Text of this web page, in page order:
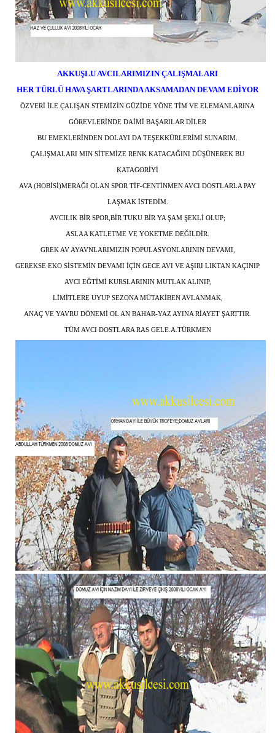
AKKUŞLU AVCILARIMIZIN ÇALIŞMALARI
HER TÜRLÜ HAVA ŞARTLARINDA AKSAMADAN DEVAM EDİYOR
ÖZVERİ İLE ÇALIŞAN STEMİZİN GÜZİDE YÖNE TİM VE ELEMANLARINA
GÖREVLERİNDE DAİMİ BAŞARILAR DİLER
BU EMEKLERİNDEN DOLAYI DA TEŞEKKÜRLERİMİ SUNARIM.
ÇALIŞMALARI MIN SİTEMİZE RENK KATACAĞINI DÜŞÜNEREK BU
KATAGORİYİ
AVA (HOBİSİ)MERAĞI OLAN SPOR TİF-CENTİNMEN AVCI DOSTLARLA PAY
LAŞMAK İSTEDİM.
AVCILIK BİR SPOR, BİR TUKU BİR YA ŞAM ŞEKLİ OLUP;
ASLAA KATLETME VE YOKETME DEĞİLDİR.
GREK AV AYAVNLARIMIZIN POPULASYONLARININ DEVAMI,
GEREKSE EKO SİSTEMİN DEVAMI İÇİN GECE AVI VE AŞIRI LIKTAN KAÇINIP
AVCI EĞTİMİ KURSLARININ MUTLAK ALINIP,
LİMİTLERE UYUP SEZONA MÜTAKİBEN AVLANMAK,
ANAÇ VE YAVRU DÖNEMİ OL AN BAHAR-YAZ AYINA RİAYET ŞARTTIR.
TÜM AVCI DOSTLARA RAS GELE.A.TÜRKMEN